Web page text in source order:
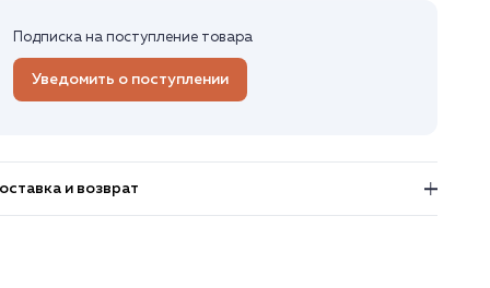
Подписка на поступление товара
Уведомить о поступлении
и возврат